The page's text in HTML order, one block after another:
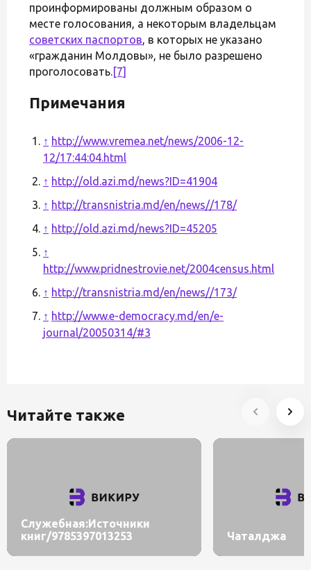
проинформированы должным образом о
месте голосования, а некоторым владельцам
советских паспортов, в которых не указано
«гражданин Молдовы», не было разрешено
проголосовать.[7]
Примечания
↑ http://www.vremea.net/news/2006-12-
12/17:44:04.html
↑ http://old.azi.md/news?ID=41904
↑ http://transnistria.md/en/news//178/
↑ http://old.azi.md/news?ID=45205
↑
http://www.pridnestrovie.net/2004census.html
↑ http://transnistria.md/en/news//173/
↑ http://www.e-democracy.md/en/e-
journal/20050314/#3
Читайте также
Служебная:Источники
книг/9785397013253
Чаталджа